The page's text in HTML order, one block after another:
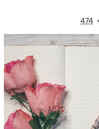
474